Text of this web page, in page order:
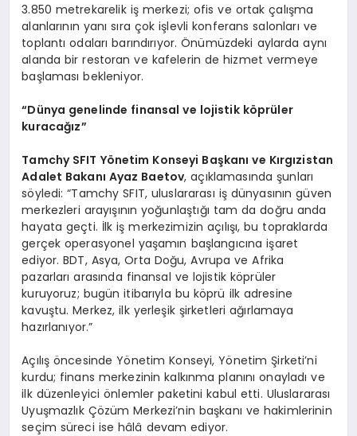
3.850 metrekarelik iş merkezi; ofis ve ortak çalışma
alanlarının yanı sıra çok işlevli konferans salonları ve
toplantı odaları barındırıyor. Önümüzdeki aylarda aynı
alanda bir restoran ve kafelerin de hizmet vermeye
başlaması bekleniyor.
“Dünya genelinde finansal ve lojistik köprüler
kuracağız”
Tamchy SFIT Yönetim Konseyi Başkanı ve Kırgızistan
Adalet Bakanı Ayaz Baetov, açıklamasında şunları
söyledi: “Tamchy SFIT, uluslararası iş dünyasının güven
merkezleri arayışının yoğunlaştığı tam da doğru anda
hayata geçti. İlk iş merkezimizin açılışı, bu topraklarda
gerçek operasyonel yaşamın başlangıcına işaret
ediyor. BDT, Asya, Orta Doğu, Avrupa ve Afrika
pazarları arasında finansal ve lojistik köprüler
kuruyoruz; bugün itibarıyla bu köprü ilk adresine
kavuştu. Merkez, ilk yerleşik şirketleri ağırlamaya
hazırlanıyor.”
Açılış öncesinde Yönetim Konseyi, Yönetim Şirketi’ni
kurdu; finans merkezinin kalkınma planını onayladı ve
ilk düzenleyici önlemler paketini kabul etti. Uluslararası
Uyuşmazlık Çözüm Merkezi’nin başkanı ve hakimlerinin
seçim süreci ise hâlâ devam ediyor.